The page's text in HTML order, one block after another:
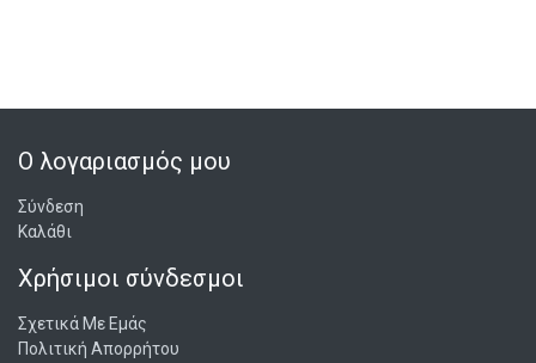
Ο λογαριασμός μου
Σύνδεση
Καλάθι
Χρήσιμοι σύνδεσμοι
Σχετικά Με Εμάς
Πολιτική Απορρήτου